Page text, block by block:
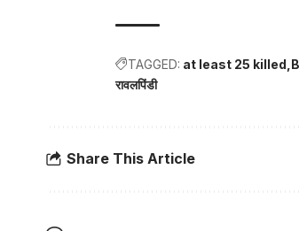
TAGGED: at least 25 killed
रावलपिंडी
Share This Article